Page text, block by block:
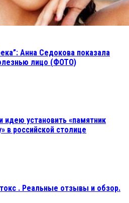
Анна Седокова показала
лицо (ФОТО)
идею установить «памятник
в российской столице
. Реальные отзывы и обзор.